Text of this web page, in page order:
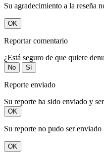
Su agradecimiento a la reseña
OK
Reportar comentario
¿Está seguro de que quiere
No Sí
Reporte enviado
Su reporte ha sido enviado y
OK
Su reporte no pudo ser enviado
OK